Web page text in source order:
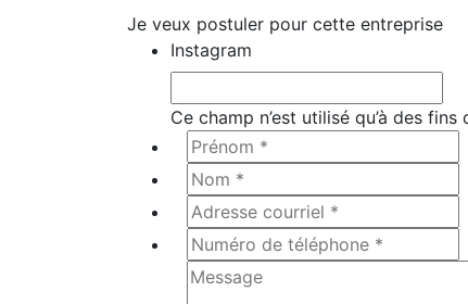
Je veux postuler pour cette entreprise
Instagram
Ce champ n’est utilisé qu’à des
Prénom
**
Nom
**
Adresse
courriel
**
Numéro
de
téléphone
Message*